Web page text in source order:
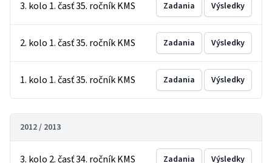
3. kolo 1. časť 35. ročník KMS Zadania Výsledky
2. kolo 1. časť 35. ročník KMS Zadania Výsledky
1. kolo 1. časť 35. ročník KMS Zadania Výsledky
2012 / 2013
3. kolo 2. časť 34. ročník KMS Zadania Výsledky